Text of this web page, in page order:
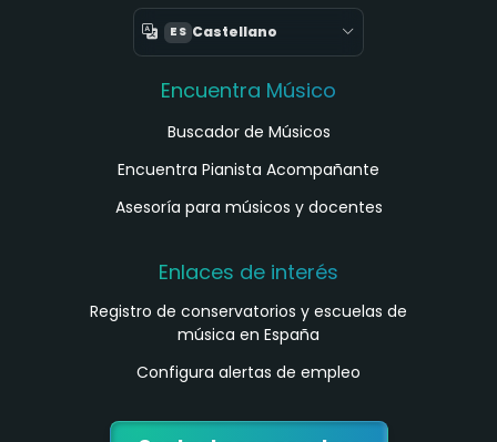
ES Castellano
Encuentra Músico
Buscador de Músicos
Encuentra Pianista Acompañante
Asesoría para músicos y docentes
Enlaces de interés
Registro de conservatorios y escuelas de
música en España
Configura alertas de empleo